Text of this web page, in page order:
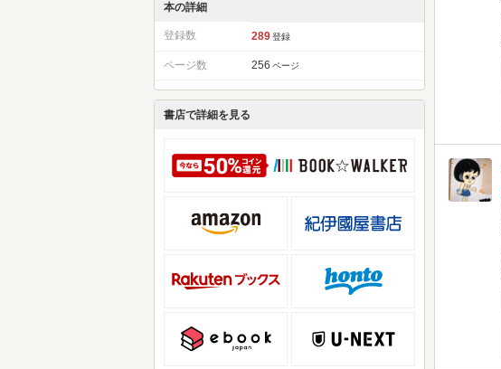
本の詳細
登録数 289 登録
ページ数 256 ページ
書店で詳細を見る